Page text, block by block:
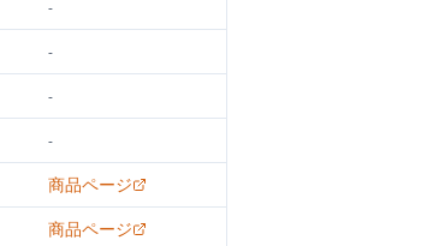
-
-
-
-
商品ページ
商品ページ